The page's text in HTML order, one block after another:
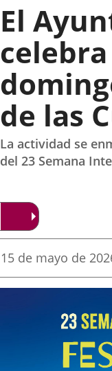
El
de las
La actividad se
del 23 Semana
Fecha
la
15 de mayo de